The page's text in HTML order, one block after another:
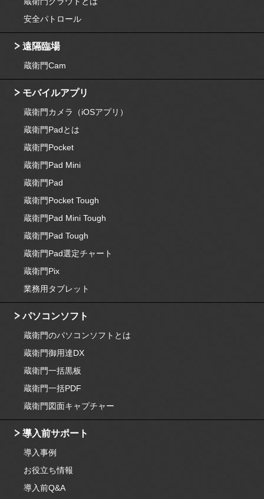
安全パトロール
遠隔臨場
蔵衛門Cam
モバイルアプリ
蔵衛門カメラ（iOSアプリ）
蔵衛門Padとは
蔵衛門Pocket
蔵衛門Pad Mini
蔵衛門Pad
蔵衛門Pocket Tough
蔵衛門Pad Mini Tough
蔵衛門Pad Tough
蔵衛門Pad選定チャート
蔵衛門Pix
業務用タブレット
パソコンソフト
蔵衛門のパソコンソフトとは
蔵衛門御用達DX
蔵衛門一括黒板
蔵衛門一括PDF
蔵衛門図面キャプチャー
導入前サポート
導入事例
お役立ち情報
導入前Q&A